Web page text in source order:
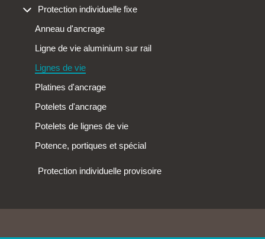
Protections périphériques
Protection individuelle fixe
Anneau d'ancrage
Ligne de vie aluminium sur rail
Lignes de vie
Platines d'ancrage
Potelets d'ancrage
Potelets de lignes de vie
Potence, portiques et spécial
Protection individuelle provisoire